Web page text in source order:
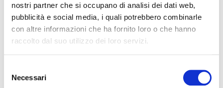
nostri partner che si occupano di analisi dei dati web,
pubblicità e social media, i quali potrebbero combinarle
con altre informazioni che ha fornito loro o che hanno
raccolto dal suo utilizzo dei loro servizi.
delNecessari
Strumenti nuovi Lantec allenatore